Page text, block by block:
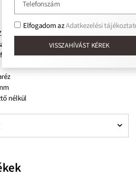
falsík alatti
nélkül
Elfogadom azAdatkezelési
VISSZAHÍVÁST KÉREK